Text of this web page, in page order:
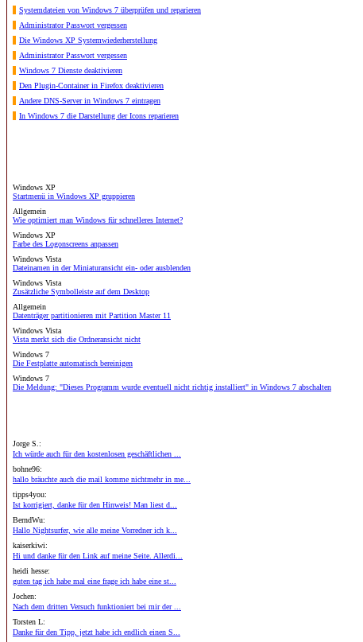
Systemdateien von Windows 7 überprüfen und reparieren
Administrator Passwort vergessen
Die Windows XP Systemwiederherstellung
Administrator Passwort vergessen
Windows 7 Dienste deaktivieren
Den Plugin-Container in Firefox deaktivieren
Andere DNS-Server in Windows 7 eintragen
In Windows 7 die Darstellung der Icons reparieren
Windows XP
Startmenü in Windows XP gruppieren
Allgemein
Wie optimiert man Windows für schnelleres Internet?
Windows XP
Farbe des Logonscreens anpassen
Windows Vista
Dateinamen in der Miniaturansicht ein- oder ausblenden
Windows Vista
Zusätzliche Symbolleiste auf dem Desktop
Allgemein
Datenträger partitionieren mit Partition Master 11
Windows Vista
Vista merkt sich die Ordneransicht nicht
Windows 7
Die Festplatte automatisch bereinigen
Windows 7
Die Meldung: "Dieses Programm wurde eventuell nicht richtig installiert" in Windows 7 abschalten
Jorge S.:
Ich würde auch für den kostenlosen geschäftlichen ...
bohne96:
hallo bräuchte auch die mail komme nichtmehr in me...
tipps4you:
Ist korrigiert, danke für den Hinweis! Man liest d...
BerndWu:
Hallo Nightsurfer, wie alle meine Vorredner ich k...
kaiserkiwi:
Hi und danke für den Link auf meine Seite. Allerdi...
heidi hesse:
guten tag ich habe mal eine frage ich habe eine st...
Jochen:
Nach dem dritten Versuch funktioniert bei mir der ...
Torsten L:
Danke für den Tipp, jetzt habe ich endlich einen S...